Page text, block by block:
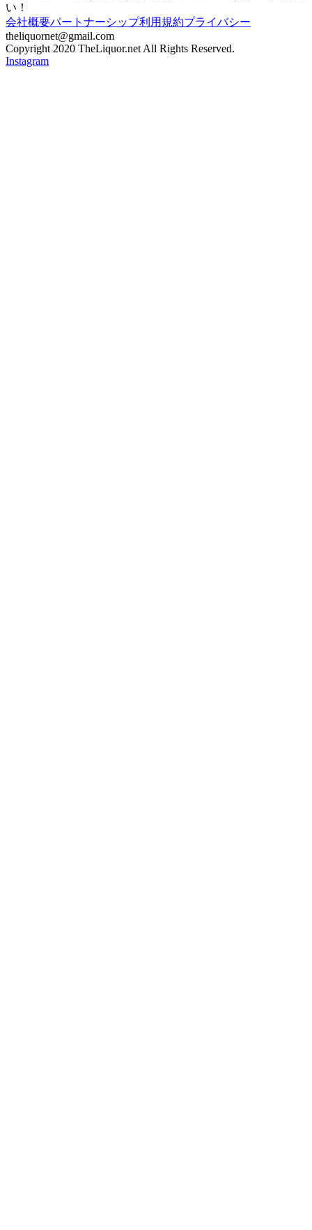
い！
会社概要パートナーシップ利用規約プライバシー
theliquornet@gmail.com
Copyright 2020 TheLiquor.net All Rights Reserved.
Instagram